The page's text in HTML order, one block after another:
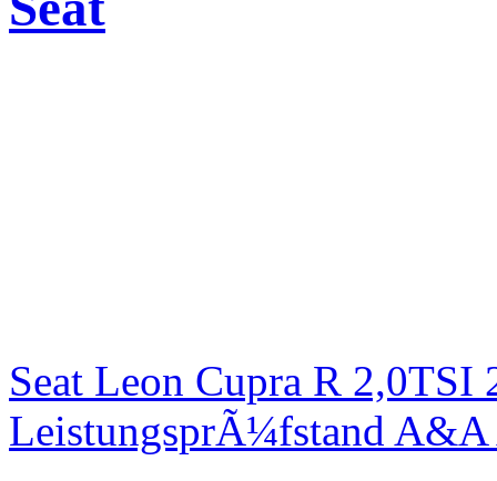
Seat Leon Cupra R
LeistungsprÃ¼fstand